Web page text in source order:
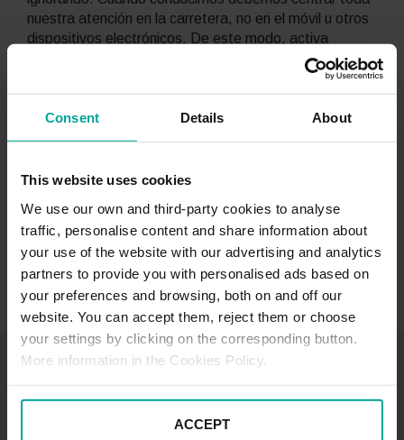
Consent Details About
This website uses cookies
We use our own and third-party cookies to analyse
traffic, personalise content and share information about
your use of the website with our advertising and analytics
partners to provide you with personalised ads based on
your preferences and browsing, both on and off our
website. You can accept them, reject them or choose
your settings by clicking on the corresponding button.
More information in the Cookies Policy.
ACCEPT
nuestra atención en la carretera, no en el móvil u otros
dispositivos electrónicos. De este modo, activa
previamente el modo manos libres de tu móvil, pide al
copiloto que lo use por ti o detente si necesitas hacerlo
tú.
Con estas recomendaciones y mucha responsabilidad y
Navidades felices, seguras y sin sorpresas al volante.
También te puede gustar